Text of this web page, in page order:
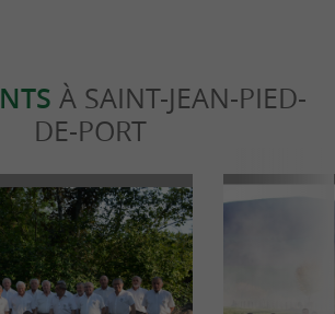
À SAINT-JEAN-PIED-
DE-PORT